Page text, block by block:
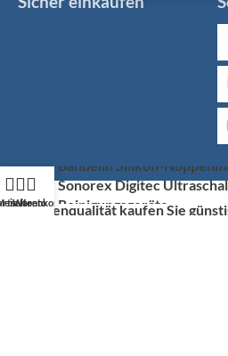
Markenqualität kaufen Sie
Konto
Warenkorb
Bandelin Silikon-
Sonorex Digitec
Reinigungsgeräte